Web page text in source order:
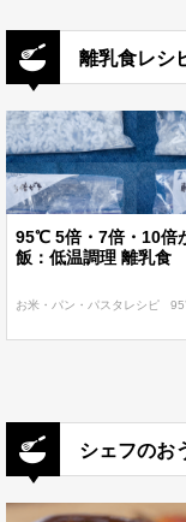
離乳食レシ
95℃ 5倍・7倍・10倍
飯：低温調理 離乳食
お米・パン・パスタレシピ
シェフのお